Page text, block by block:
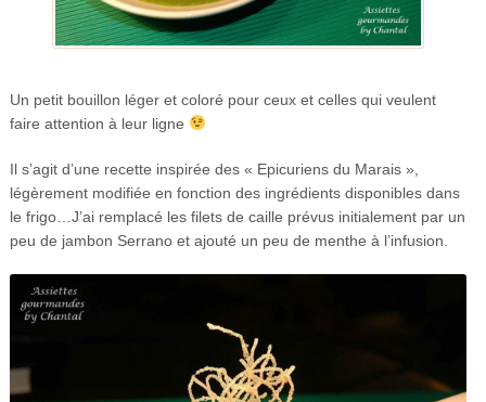
Un petit bouillon léger et coloré pour ceux et celles qui veulent
faire attention à leur ligne
Il s’agit d’une recette inspirée des « Epicuriens du Marais »,
légèrement modifiée en fonction des ingrédients disponibles dans
le frigo…J’ai remplacé les filets de caille prévus initialement par un
peu de jambon Serrano et ajouté un peu de menthe à l’infusion.